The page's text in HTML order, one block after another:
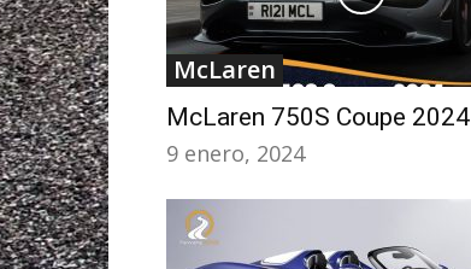
McLaren
McLaren 750S Coupe 2024
9 enero, 2024